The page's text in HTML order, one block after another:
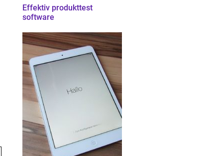
Effektiv produkttest
software